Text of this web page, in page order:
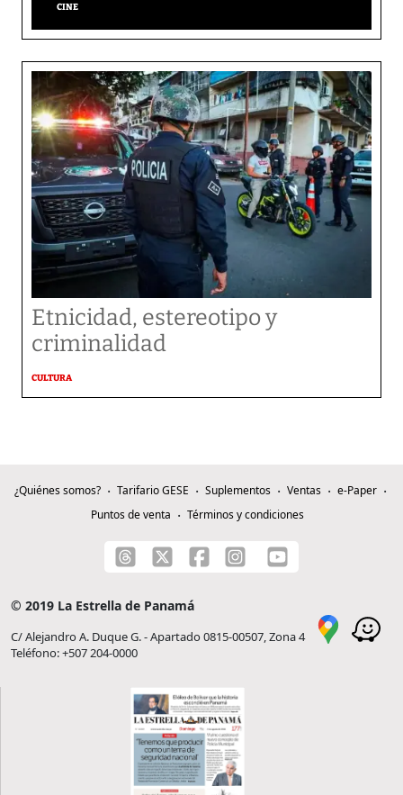
CINE
Etnicidad, estereotipo y
criminalidad
CULTURA
¿Quiénes somos? Tarifario GESE Suplementos Ventas
e-Paper
Puntos de venta
Términos y condiciones
© 2019 La Estrella de Panamá
C/ Alejandro A. Duque G. - Apartado 0815-00507, Zona 4
Teléfono: +507 204-0000